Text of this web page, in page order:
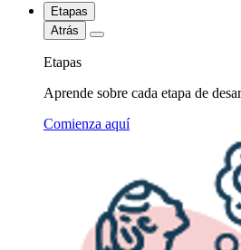
Etapas
Atrás
Etapas
Aprende sobre cada etapa de
Comienza aquí